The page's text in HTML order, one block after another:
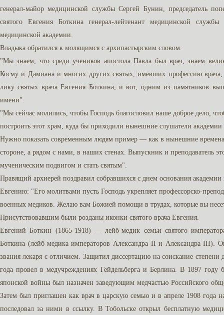
генерал-майор медицинской службы Сергей Бунин, председатель
святого Евгения Боткина генерал-лейтенант медицинской
медицинской академии.
Владыка обратился к молящимся с архипастырским словом.
"Мы знаем, что среди учеников апостола Павла был врач, знаем
Косму и Дамиана и многих других святых, имевших профессию
лику святых врача Евгения Боткина, и вот, одним из памятников
имени".
"Мы сейчас молились, чтобы Господь благословил наше доброе дело,
построить этот храм, куда бы приходили нынешние слушатели
Нужно показать современным людям пример — как в нынешние
стороне, а рядом с нами, в наших стенах. Выпускник и преподаватель
мученическим подвигом и стать святым".
Правящий архиерей поздравил собравшихся с днем основания
Евгению: "Его молитвами пусть Господь укрепляет профессорско-
военных медиков. Желаю вам Божией помощи в трудах, которые вы
Присутствовавшим были розданы иконки святого врача Евгения.
Евгений Боткин (1865-1918) — лейб-медик семьи святого
Боткина (лейб-медика императоров Александра II и Александра III).
звания лекаря с отличием. Защитил диссертацию на соискание
года провел в медучреждениях Гейдельберга и Берлина. В 1897
японской войны был назначен заведующим медчастью Российского
Затем был приглашен как врач в царскую семью и в апреле 1908 года
последовал за ними в ссылку. В Тобольске открыл бесплатную